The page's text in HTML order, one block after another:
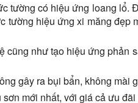
tường có hiệu ứng loang
hiệu ứng xi măng
như tạo hiệu ứng
gây ra bụi bẩn, không mài
mới nhất, với giá cả ưu